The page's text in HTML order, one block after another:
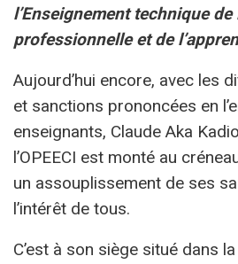
l’Enseignement technique
professionnelle et de
Aujourd’hui encore, avec les
et sanctions prononcées en
enseignants, Claude Aka
l’OPEECI est monté au
un assouplissement de ses
l’intérêt de tous.
C’est à son siège situé dans